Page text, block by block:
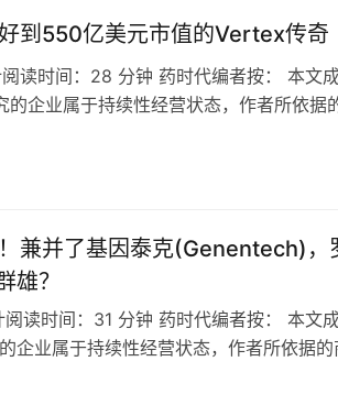
到550亿美元市值的Vertex传奇
读时间：28 分钟 药时代编者按： 本文
企业属于持续性经营状态，作者所依据
兼并了基因泰克(Genentech)，
雄？
读时间：31 分钟 药时代编者按： 本文
企业属于持续性经营状态，作者所依据的